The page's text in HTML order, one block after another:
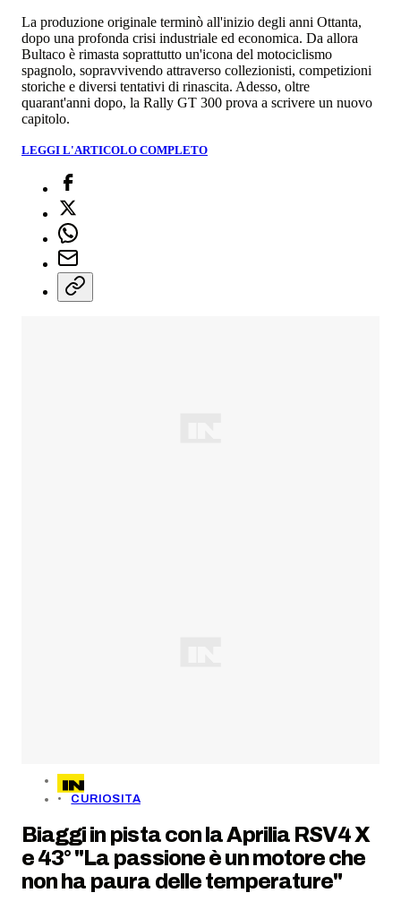
La produzione originale terminò all'inizio degli anni Ottanta,
dopo una profonda crisi industriale ed economica. Da allora
Bultaco è rimasta soprattutto un'icona del motociclismo
spagnolo, sopravvivendo attraverso collezionisti, competizioni
storiche e diversi tentativi di rinascita. Adesso, oltre
quarant'anni dopo, la Rally GT 300 prova a scrivere un nuovo
capitolo.
LEGGI L'ARTICOLO COMPLETO
CURIOSITA
Biaggi in pista con la Aprilia RSV4 X
e 43° "La passione è un motore che
non ha paura delle temperature"